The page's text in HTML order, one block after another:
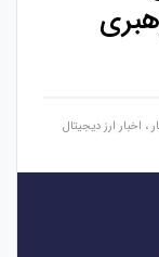
رهبری
، اخبار ارز دیجیتال